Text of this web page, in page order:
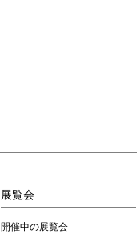
展覧会
開催中の展覧会